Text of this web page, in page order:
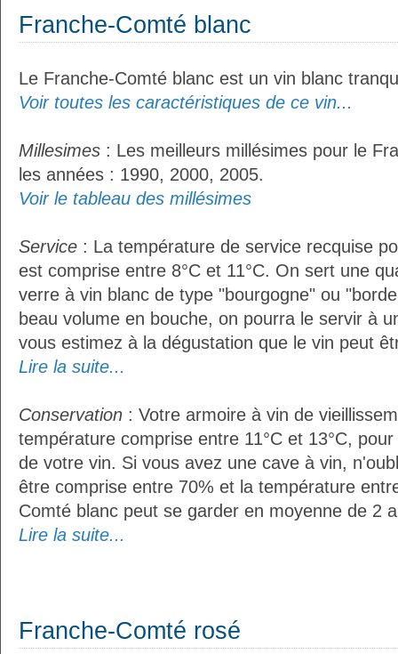
Franche-Comté blanc
Le Franche-Comté blanc est un vin blanc
Voir toutes les caractéristiques de ce vin...
Millesimes : Les meilleurs millésimes pour le
les années : 1990, 2000, 2005.
Voir le tableau des millésimes
Service : La température de service recquise
est comprise entre 8°C et 11°C. On sert une
verre à vin blanc de type "bourgogne" ou
beau volume en bouche, on pourra le servir à
vous estimez à la dégustation que le vin peut
Lire la suite...
Conservation : Votre armoire à vin de
température comprise entre 11°C et 13°C,
de votre vin. Si vous avez une cave à vin,
être comprise entre 70% et la température
Comté blanc peut se garder en moyenne de 2
Lire la suite...
Franche-Comté rosé